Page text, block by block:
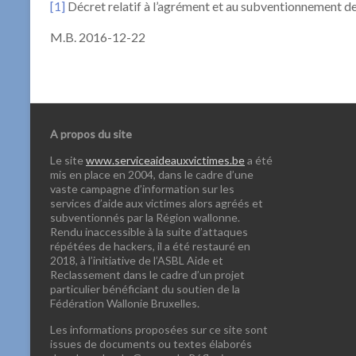
[1] Décret relatif à l’agrément et au subventionnement
M.B. 2016-12-22
A propos du site
Le site www.serviceaideauxvictimes.bea été
mis en place en 2004, dans le cadre d’une
vaste campagne d’information sur les
services d’aide aux victimes alors agréés et
subventionnés par la Région wallonne.
Rendu inaccessible à la suite d’attaques
répétées de hackers, il a été restauré en
2018, à l’initiative de l’ASBL Aide et
Reclassement dans le cadre d’un projet
particulier bénéficiant du soutien de la
Fédération Wallonie Bruxelles.
Les informations proposées sur ce site sont
issues de documents ou textes élaborés